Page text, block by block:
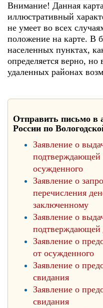
Внимание! Данная
иллюстративный
не умеет во всех
положение на карте. В
населенных пунктах,
определяется верно, но
удаленных районах
Отправить письмо
России по
Заявление о
подтверждающей
осужденного
Заявление о
перечисления
заключенному
Заявление о
подтверждающей
Заявление о
от осужденного
Заявление о
свидания
Заявление о
свидания